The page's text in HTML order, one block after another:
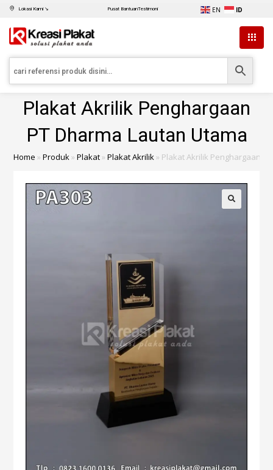
Lokasi Kami ↘ Pusat BantuanTestimoni EN ID
Plakat Akrilik Penghargaan
PT Dharma Lautan Utama
Home »Produk»Plakat»Plakat Akrilik» Plakat Akrilik Penghargaan